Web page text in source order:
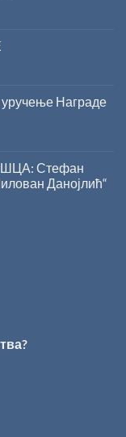
Награде
Стефан
Данојлић“